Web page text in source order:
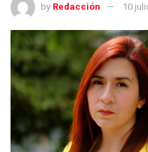
by Redacción 10